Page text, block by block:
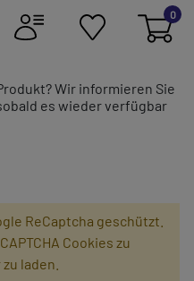
0
Wir informieren Sie
es wieder verfügbar
ReCaptcha geschützt.
Cookies zu
laden.